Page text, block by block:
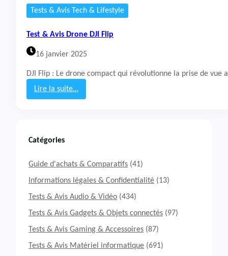
I
N
o
Tests & Avis Tech & Lifestyle
Test & Avis Drone DJI Flip
16 janvier 2025
DJI Flip : Le drone compact qui révolutionne la prise de
Lire la suite…
:
A
v
i
D
r
n
e
D
Catégories
Guide d'achats & Comparatifs (41)
Informations légales & Confidentialité (13)
Tests & Avis Audio & Vidéo (434)
Tests & Avis Gadgets & Objets connectés (97)
Tests & Avis Gaming & Accessoires (87)
Tests & Avis Matériel informatique (691)